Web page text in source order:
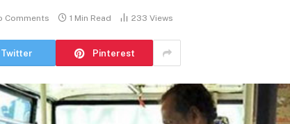
Comments 1 Min Read 233 Views
Twitter Pinterest